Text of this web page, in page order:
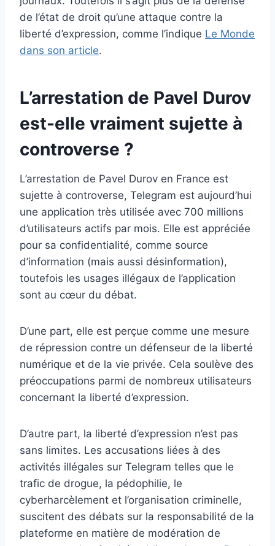
de l’état de droit qu’une attaque contre la
liberté d’expression, comme l’indique Le Monde
dans son article.
L’arrestation de Pavel Durov
est-elle vraiment sujette à
controverse ?
L’arrestation de Pavel Durov en France est
sujette à controverse, Telegram est aujourd’hui
une application très utilisée avec 700 millions
d’utilisateurs actifs par mois. Elle est appréciée
pour sa confidentialité, comme source
d’information (mais aussi désinformation),
toutefois les usages illégaux de l’application
sont au cœur du débat.
D’une part, elle est perçue comme une mesure
de répression contre un défenseur de la liberté
numérique et de la vie privée. Cela soulève des
préoccupations parmi de nombreux utilisateurs
concernant la liberté d’expression.
D’autre part, la liberté d’expression n’est pas
sans limites. Les accusations liées à des
activités illégales sur Telegram telles que le
trafic de drogue, la pédophilie, le
cyberharcèlement et l’organisation criminelle,
suscitent des débats sur la responsabilité de la
plateforme en matière de modération de